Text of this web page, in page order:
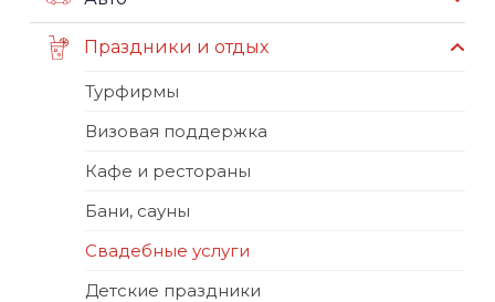
Праздники и отдых
Турфирмы
Визовая поддержка
Кафе и рестораны
Бани, сауны
Свадебные услуги
Детские праздники